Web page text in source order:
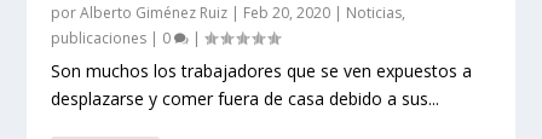
porAlberto Giménez Ruiz Feb 20, 2020 Noticias,
publicaciones
0 |
Son muchos los trabajadores que se ven expuestos a
desplazarse y comer fuera de casa debido a sus...